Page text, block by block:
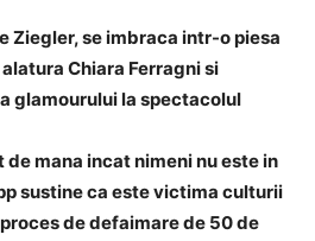
Ziegler, se imbraca intr-o piesa
Chiara Ferragni si
glamourului la spectacolul
de mana incat nimeni nu este in
sustine ca este victima culturii
de defaimare de 50 de